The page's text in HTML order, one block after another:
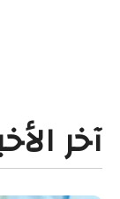
آخر